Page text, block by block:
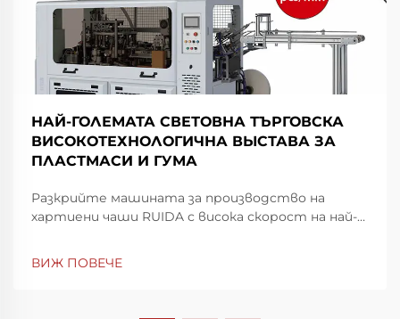
НАЙ-ГОЛЕМАТА СВЕТОВНА ТЪРГОВСКА
ВИСОКОТЕХНОЛОГИЧНА ВЫСТАВА ЗА
ПЛАСТМАСИ И ГУМА
Разкрийте машината за производство на
хартиени чаши RUIDA с висока скорост на най-
прецизността на производството —
ВИЖ ПОВЕЧЕ